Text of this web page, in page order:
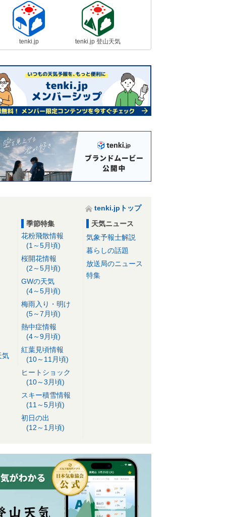
tenki.jp tenki.jp 登山天気
tenki.jpトップ
気
季節特集
花粉飛散情報
(1～5月頃)
桜開花情報
(2～5月頃)
GWの天気
(4～5月頃)
梅雨入り・明け
(5～7月頃)
熱中症情報
(4～9月頃)
紅葉見頃情報
(10～11月頃)
ヒートショック
(10～3月頃)
スキー積雪情報
(11～5月頃)
初日の出
(12～1月頃)
天気ニュース
気象予報士解説
暮らしの話題
放送局のニュース
特集